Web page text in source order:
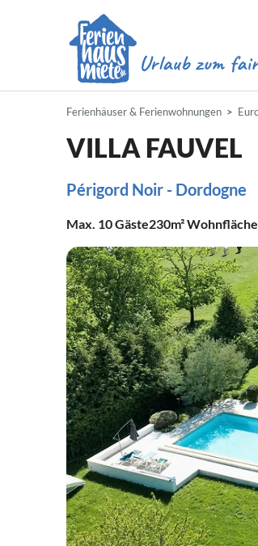
Ferienhäuser & Ferienwohnungen
VILLA FAUVEL
Périgord Noir - Dordogne
Max. 10Gäste230m²Wohnfläche